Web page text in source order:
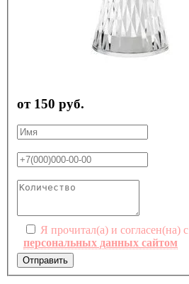
от 150 руб.
Я прочитал(а) и согласен(на) с
персональных данных сайтом
Отправить